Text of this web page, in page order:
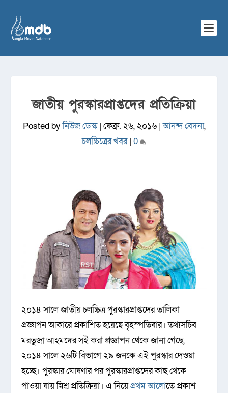
জাতীয় পুরস্কারপ্রাপ্তদের প্রতিক্রিয়া
Posted byনিউজ ডেস্ক| ফেব্রু. ২৬, ২০১৬|আনন্দ বেদনা,
চলচ্চিত্রের খবর| 0
২০১৪ সালে জাতীয় চলচ্চিত্র পুরস্কারপ্রাপ্তদের তালিকা
প্রজ্ঞাপন আকারে প্রকাশিত হয়েছে বৃহস্পতিবার। তথ্যসচিব
মরতুজা আহমদের সই করা প্রজ্ঞাপন থেকে জানা গেছে,
২০১৪ সালে ২৬টি বিভাগে ২৯ জনকে এই পুরস্কার দেওয়া
হচ্ছে। পুরস্কার ঘোষণার পর পুরস্কারপ্রাপ্তদের কাছ থেকে
পাওয়া যায় মিশ্র প্রতিক্রিয়া। এ নিয়েপ্রথম আলোতে প্রকাশ